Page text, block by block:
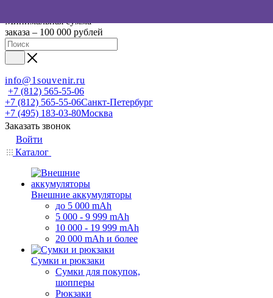
Минимальная сумма
заказа – 100 000 рублей
info@1souvenir.ru
+7 (812) 565-55-06
+7 (812) 565-55-06Санкт-Петербург
+7 (495) 183-03-80Москва
Заказать звонок
Войти
Каталог
Внешние аккумуляторы
до 5 000 mAh
5 000 - 9 999 mAh
10 000 - 19 999 mAh
20 000 mAh и более
Сумки и рюкзаки
Сумки для покупок,
шопперы
Рюкзаки